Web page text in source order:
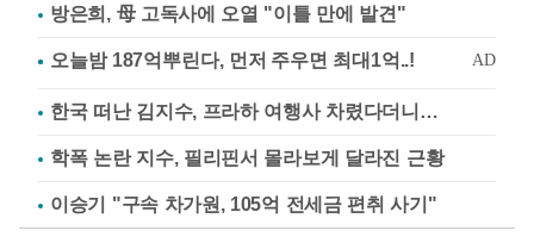
방은희, 母 고독사에 오열 "이틀 만에 발견"
한국 떠난 김지수, 프라하 여행사 차렸다더니…
학폭 논란 지수, 필리핀서 몰라보게 달라진 근황
이승기 "구속 차가원, 105억 전세금 편취 사기"